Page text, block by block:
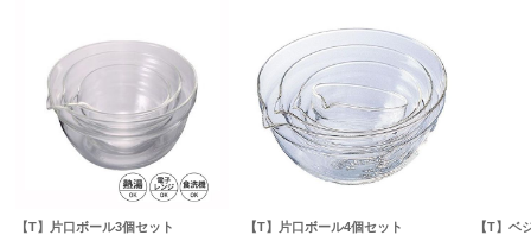
【T】片口ボール3個セット 【T】片口ボール4個セット
【T】ベ